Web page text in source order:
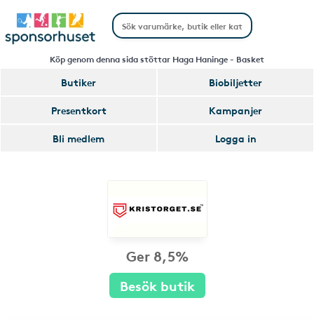
Köp genom denna sida stöttar Haga Haninge - Basket
Butiker
Biobiljetter
Presentkort
Kampanjer
Bli medlem
Logga in
Ger 8,5%
Besök butik